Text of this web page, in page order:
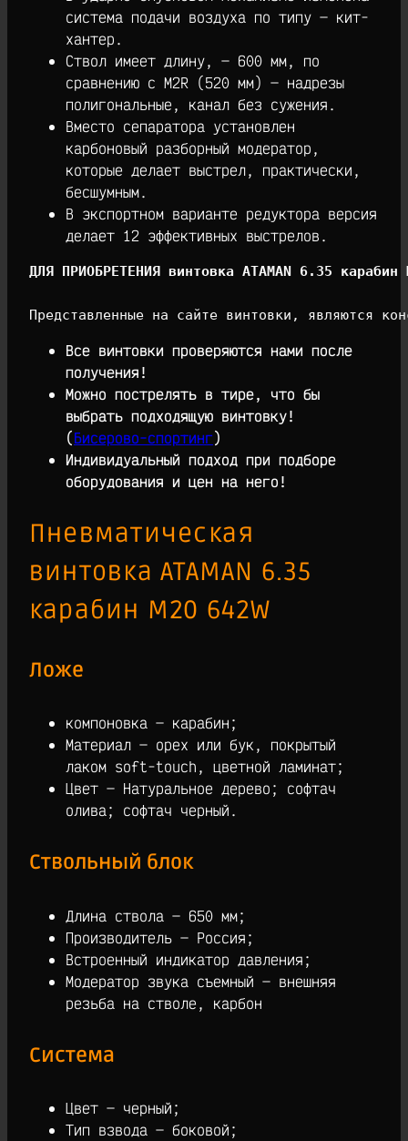
система подачи воздуха по типу — кит-
хантер.
Ствол имеет длину, — 600 мм, по
сравнению с M2R (520 мм) — надрезы
полигональные, канал без сужения.
Вместо сепаратора установлен
карбоновый разборный модератор,
которые делает выстрел, практически,
бесшумным.
В экспортном варианте редуктора версия
делает 12 эффективных выстрелов.
ДЛЯ ПРИОБРЕТЕНИЯ винтовка ATAMAN 6.35
Представленные на сайте винтовки, являются
Все винтовки проверяются нами после
получения!
Можно пострелять в тире, что бы
выбрать подходящую винтовку!
(Бисерово-спортинг)
Индивидуальный подход при подборе
оборудования и цен на него!
Пневматическая
винтовка ATAMAN 6.35
карабин M20 642W
Ложе
компоновка — карабин;
Материал — орех или бук, покрытый
лаком soft-touch, цветной ламинат;
Цвет — Натуральное дерево; софтач
олива; софтач черный.
Ствольный блок
Длина ствола — 650 мм;
Производитель — Россия;
Встроенный индикатор давления;
Модератор звука съемный — внешняя
резьба на стволе, карбон
Система
Цвет — черный;
Тип взвода — боковой;